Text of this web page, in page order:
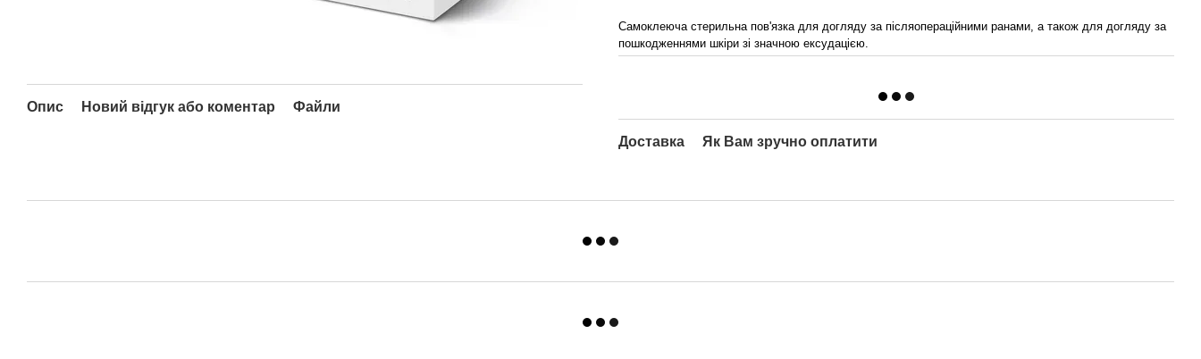
Опис Новий відгук або коментар Файли
Самоклеюча стерильна пов'язка для догляду за післяопераційними ранами, а також для догляду за
пошкодженнями шкіри зі значною ексудацією.
Доставка Як Вам зручно оплатити